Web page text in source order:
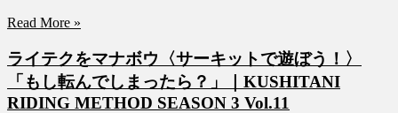
Read More »
ライテクをマナボウ〈サーキットで遊ぼう！〉
「もし転んでしまったら？」｜KUSHITANI
RIDING METHOD SEASON 3 Vol.11